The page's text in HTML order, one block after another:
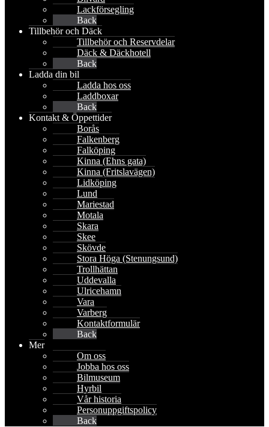
Lackförsegling
Back
Tillbehör och Däck
Tillbehör och Reservdelar
Däck & Däckhotell
Back
Ladda din bil
Ladda hos oss
Laddboxar
Back
Kontakt & Öppettider
Borås
Falkenberg
Falköping
Kinna (Ehns gata)
Kinna (Fritslavägen)
Lidköping
Lund
Mariestad
Motala
Skara
Skee
Skövde
Stora Höga (Stenungsund)
Trollhättan
Uddevalla
Ulricehamn
Vara
Varberg
Kontaktformulär
Back
Mer
Om oss
Jobba hos oss
Bilmuseum
Hyrbil
Vår historia
Personuppgiftspolicy
Back